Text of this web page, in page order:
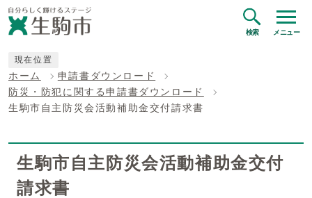
検索 メニュー
現在位置
ホーム
申請書ダウンロード
防災・防犯に関する申請書ダウンロード
生駒市自主防災会活動補助金交付請求書
生駒市自主防災会活動補助金交付
請求書